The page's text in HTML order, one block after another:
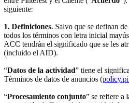
siguiente:
1. Definiciones. Salvo que se definan
todos los términos con letra inicial
ACC tendrán el significado que se les
(incluido el AID).
“Datos de la actividad” tiene el
Términos de datos de anuncios (
“Procesamiento conjunto” se refiere a